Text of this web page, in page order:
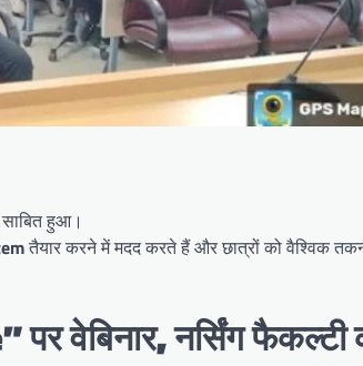
हुआ।
तैयार करने में मदद करते हैं और छात्रों को वैश्विक
वेबिनार, नर्सिंग फैकल्टी